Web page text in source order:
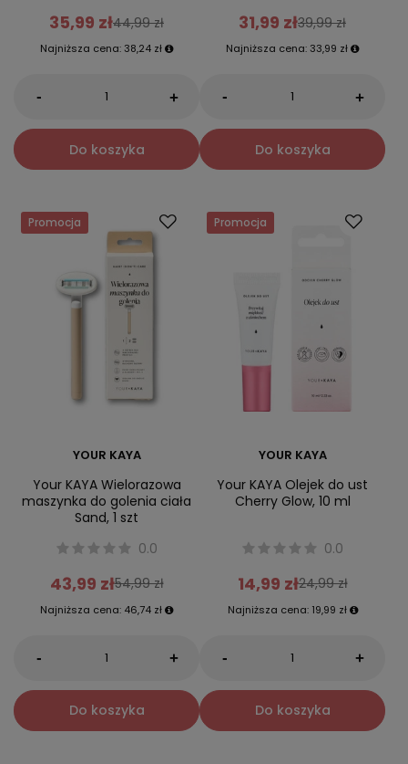
35,99 zł44,99 zł
Najniższa cena: 38,24 zł
- +
Do koszyka
31,99 zł39,99 zł
Najniższa cena: 33,99 zł
- +
Do koszyka
Promocja
YOUR KAYA
Your KAYA Wielorazowa
maszynka do golenia ciała
Sand, 1 szt
0.0
43,99 zł54,99 zł
Najniższa cena: 46,74 zł
- +
Do koszyka
Promocja
YOUR KAYA
Your KAYA Olejek do ust
Cherry Glow, 10 ml
0.0
14,99 zł24,99 zł
Najniższa cena: 19,99 zł
- +
Do koszyka